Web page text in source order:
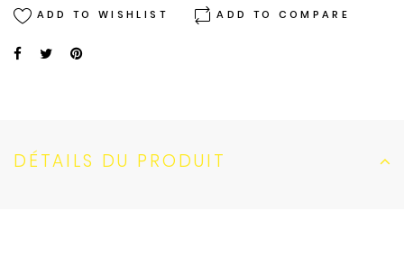
ADD TO WISHLIST ADD TO COMPARE
DÉTAILS DU PRODUIT